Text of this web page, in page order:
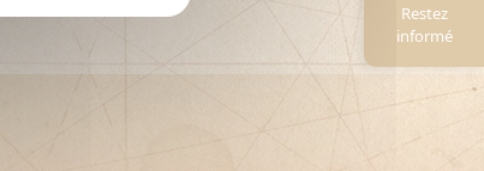
Restez
informé